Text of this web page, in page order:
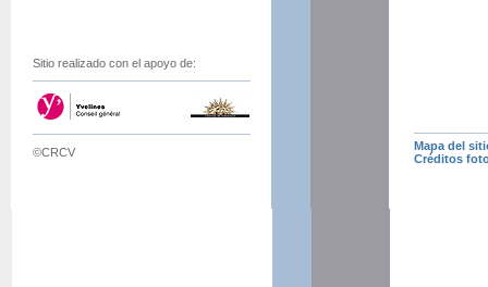
Sitio realizado con el apoyo de:
©CRCV
Mapa del
Créditos